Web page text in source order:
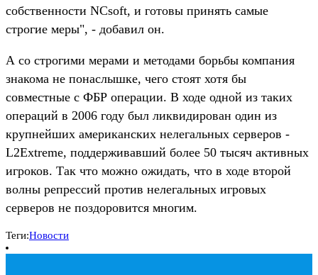
собственности NCsoft, и готовы принять самые
строгие меры", - добавил он.
А со строгими мерами и методами борьбы компания
знакома не понаслышке, чего стоят хотя бы
совместные с ФБР операции. В ходе одной из таких
операций в 2006 году был ликвидирован один из
крупнейших американских нелегальных серверов -
L2Extreme, поддерживавший более 50 тысяч активных
игроков. Так что можно ожидать, что в ходе второй
волны репрессий против нелегальных игровых
серверов не поздоровится многим.
Теги:Новости